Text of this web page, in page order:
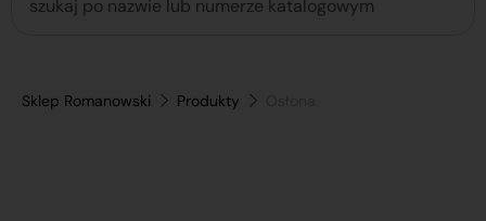
Sklep Romanowski Produkty